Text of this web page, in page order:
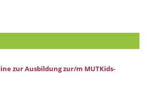
zur Ausbildung zur/m MUTKids-